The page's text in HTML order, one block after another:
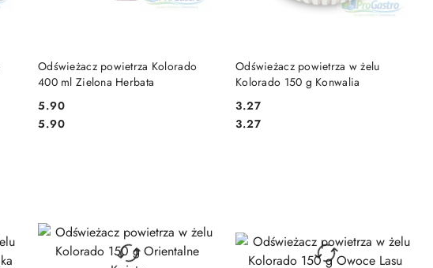
Odświeżacz powietrza Kolorado
400 ml Zielona Herbata
Cena:
5.90
Cena:
5.90
DO KOSZYKA
Odświeżacz powietrza w żelu
Kolorado 150 g Konwalia
Cena:
3.27
Cena:
3.27
DO KOSZYKA